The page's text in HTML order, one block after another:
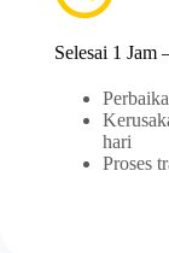
Selesai 1 Jam
hari
Proses